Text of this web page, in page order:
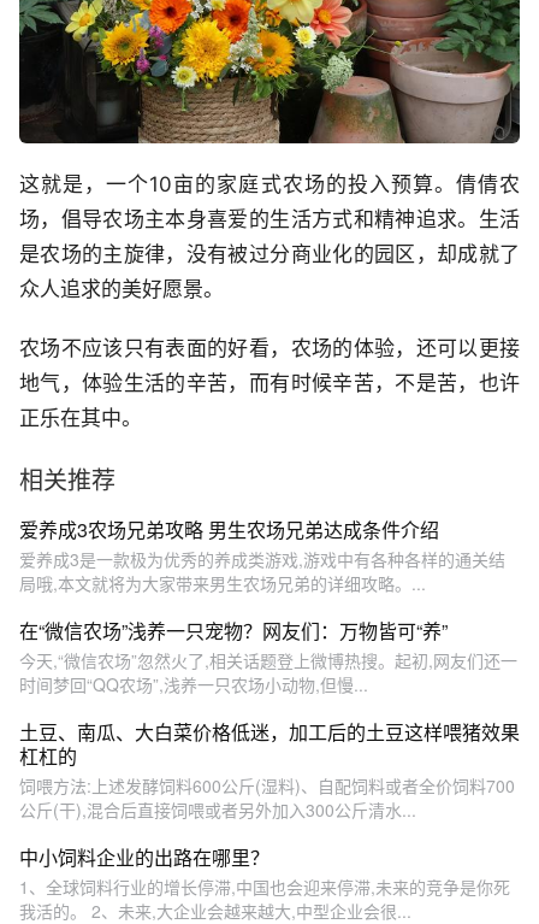
这就是，一个10亩的家庭式农场的投入预算。倩倩农
场，倡导农场主本身喜爱的生活方式和精神追求。生活
是农场的主旋律，没有被过分商业化的园区，却成就了
众人追求的美好愿景。
农场不应该只有表面的好看，农场的体验，还可以更接
地气，体验生活的辛苦，而有时候辛苦，不是苦，也许
正乐在其中。
相关推荐
爱养成3农场兄弟攻略 男生农场兄弟达成条件介绍
爱养成3是一款极为优秀的养成类游戏,游戏中有各种各样的通关结
局哦,本文就将为大家带来男生农场兄弟的详细攻略。...
在“微信农场”浅养一只宠物？网友们：万物皆可“养”
今天,“微信农场”忽然火了,相关话题登上微博热搜。起初,网友们还一
时间梦回“QQ农场”,浅养一只农场小动物,但慢...
土豆、南瓜、大白菜价格低迷，加工后的土豆这样喂猪效果
杠杠的
饲喂方法:上述发酵饲料600公斤(湿料)、自配饲料或者全价饲料700
公斤(干),混合后直接饲喂或者另外加入300公斤清水...
中小饲料企业的出路在哪里？
1、全球饲料行业的增长停滞,中国也会迎来停滞,未来的竞争是你死
我活的。 2、未来,大企业会越来越大,中型企业会很...